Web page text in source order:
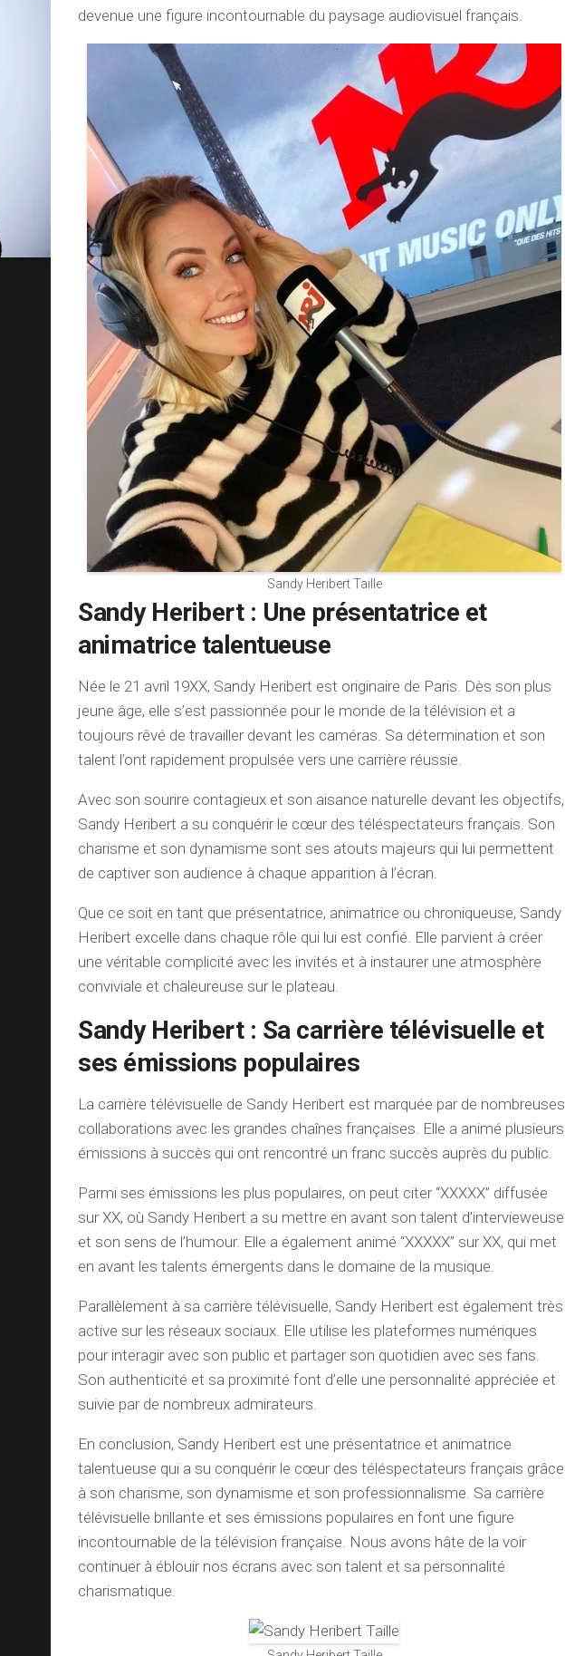
devenue une figure incontournable du paysage audiovisuel français.
Sandy Heribert Taille
Sandy Heribert : Une présentatrice et
animatrice talentueuse
Née le 21 avril 19XX, Sandy Heribert est originaire de Paris. Dès son plus
jeune âge, elle s’est passionnée pour le monde de la télévision et a
toujours rêvé de travailler devant les caméras. Sa détermination et son
talent l’ont rapidement propulsée vers une carrière réussie.
Avec son sourire contagieux et son aisance naturelle devant les objectifs,
Sandy Heribert a su conquérir le cœur des téléspectateurs français. Son
charisme et son dynamisme sont ses atouts majeurs qui lui permettent
de captiver son audience à chaque apparition à l’écran.
Que ce soit en tant que présentatrice, animatrice ou chroniqueuse, Sandy
Heribert excelle dans chaque rôle qui lui est confié. Elle parvient à créer
une véritable complicité avec les invités et à instaurer une atmosphère
conviviale et chaleureuse sur le plateau.
Sandy Heribert : Sa carrière télévisuelle et
ses émissions populaires
La carrière télévisuelle de Sandy Heribert est marquée par de nombreuses
collaborations avec les grandes chaînes françaises. Elle a animé plusieurs
émissions à succès qui ont rencontré un franc succès auprès du public.
Parmi ses émissions les plus populaires, on peut citer “XXXXX” diffusée
sur XX, où Sandy Heribert a su mettre en avant son talent d’intervieweuse
et son sens de l’humour. Elle a également animé “XXXXX” sur XX, qui met
en avant les talents émergents dans le domaine de la musique.
Parallèlement à sa carrière télévisuelle, Sandy Heribert est également très
active sur les réseaux sociaux. Elle utilise les plateformes numériques
pour interagir avec son public et partager son quotidien avec ses fans.
Son authenticité et sa proximité font d’elle une personnalité appréciée et
suivie par de nombreux admirateurs.
En conclusion, Sandy Heribert est une présentatrice et animatrice
talentueuse qui a su conquérir le cœur des téléspectateurs français grâce
à son charisme, son dynamisme et son professionnalisme. Sa carrière
télévisuelle brillante et ses émissions populaires en font une figure
incontournable de la télévision française. Nous avons hâte de la voir
continuer à éblouir nos écrans avec son talent et sa personnalité
charismatique.